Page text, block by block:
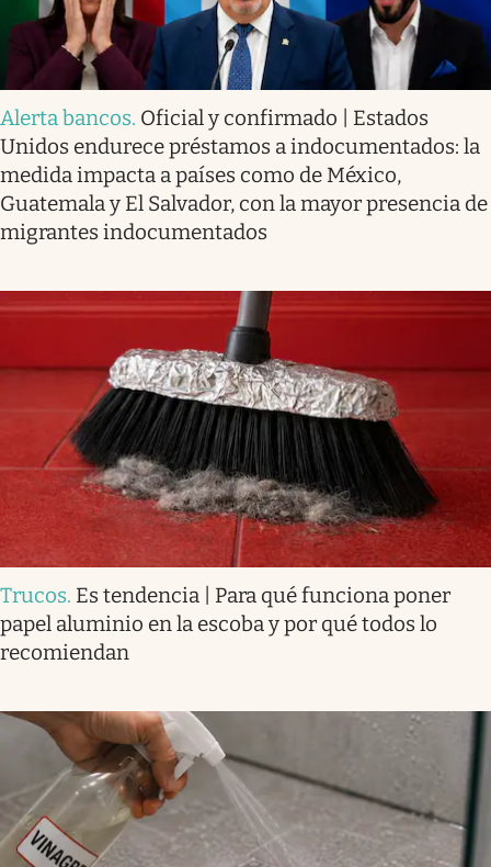
Alerta bancos. Oficial y confirmado | Estados
Unidos endurece préstamos a indocumentados: la
medida impacta a países como de México,
Guatemala y El Salvador, con la mayor presencia de
migrantes indocumentados
Trucos. Es tendencia | Para qué funciona poner
papel aluminio en la escoba y por qué todos lo
recomiendan